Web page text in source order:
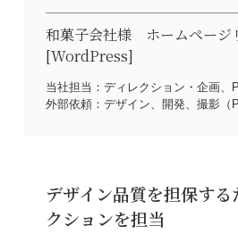
和菓子会社様 ホームページ
[WordPress]
当社担当：ディレクション・企画、
外部依頼：デザイン、開発、撮影（
デザイン品質を担保す
クションを担当